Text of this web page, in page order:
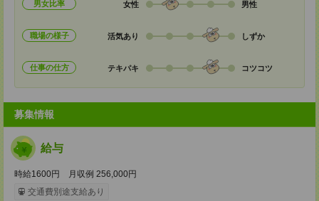
男女比率 女性 男性
職場の様子 活気あり しずか
仕事の仕方 テキパキ コツコツ
募集情報
給与
時給1600円 月収例 256,000円
交通費別途支給あり